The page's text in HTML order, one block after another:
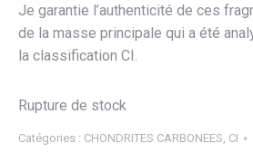
Je garantie l’authenticité de ces
de la masse principale qui a été
la classification CI.
Rupture de stock
Catégories : CHONDRITES CARBONEES CI